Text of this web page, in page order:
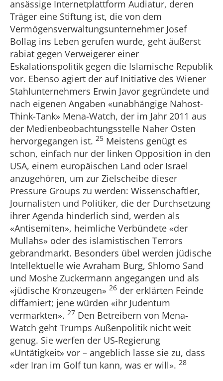
ansässige Internetplattform Audiatur, deren
Träger eine Stiftung ist, die von dem
Vermögensverwaltungsunternehmer Josef
Bollag ins Leben gerufen wurde, geht äußerst
rabiat gegen Verweigerer einer
Eskalationspolitik gegen die Islamische Republik
vor. Ebenso agiert der auf Initiative des Wiener
Stahlunternehmers Erwin Javor gegründete und
nach eigenen Angaben «unabhängige Nahost-
Think-Tank» Mena-Watch, der im Jahr 2011 aus
der Medienbeobachtungsstelle Naher Osten
hervorgegangen ist. 25 Meistens genügt es
schon, einfach nur der linken Opposition in den
USA, einem europäischen Land oder Israel
anzugehören, um zur Zielscheibe dieser
Pressure Groups zu werden: Wissenschaftler,
Journalisten und Politiker, die der Durchsetzung
ihrer Agenda hinderlich sind, werden als
«Antisemiten», heimliche Verbündete «der
Mullahs» oder des islamistischen Terrors
gebrandmarkt. Besonders übel werden jüdische
Intellektuelle wie Avraham Burg, Shlomo Sand
und Moshe Zuckermann angegangen und als
«jüdische Kronzeugen» 26 der erklärten Feinde
diffamiert; jene würden «ihr Judentum
vermarkten». 27 Den Betreibern von Mena-
Watch geht Trumps Außenpolitik nicht weit
genug. Sie werfen der US-Regierung
«Untätigkeit» vor – angeblich lasse sie zu, dass
«der Iran im Golf tun kann, was er will». 28